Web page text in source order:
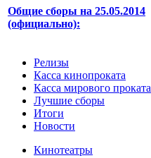
Общие сборы на 25.05.2014
(официально):
Релизы
Касса кинопроката
Касса мирового проката
Лучшие сборы
Итоги
Новости
Кинотеатры